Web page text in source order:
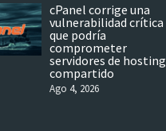
cPanel corrige una
vulnerabilidad crítica
que podría
comprometer
servidores de hosting
compartido
Ago 4, 2026